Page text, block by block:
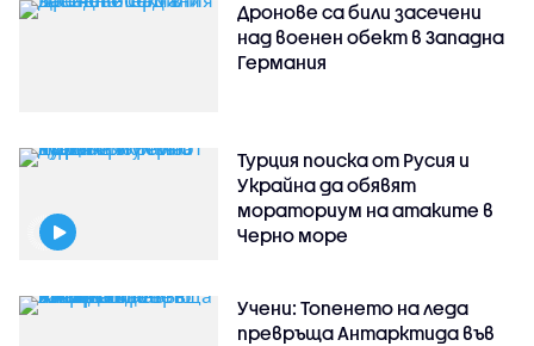
Дронове са били засечени
над военен обект в Западна
Германия
Турция поиска от Русия и
Украйна да обявят
мораториум на атаките в
Черно море
Учени: Топенето на леда
превръща Антарктида във